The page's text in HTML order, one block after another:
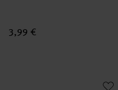
3,99 €
Paper Poetry